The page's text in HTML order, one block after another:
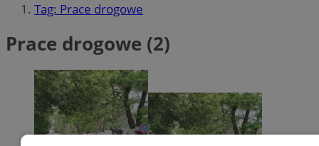
Tag: Prace drogowe
Prace drogowe (2)